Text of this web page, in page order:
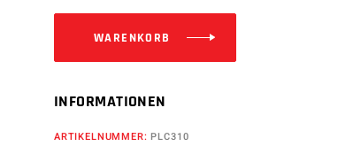
WARENKORB
INFORMATIONEN
ARTIKELNUMMER:PLC310